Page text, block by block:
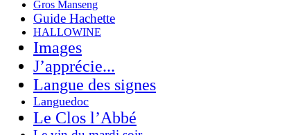
Gros Manseng
Guide Hachette
HALLOWINE
Images
J’apprécie...
Langue des signes
Languedoc
Le Clos l’Abbé